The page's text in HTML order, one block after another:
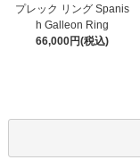
プレック リング Spanis
h Galleon Ring
66,000円(税込)